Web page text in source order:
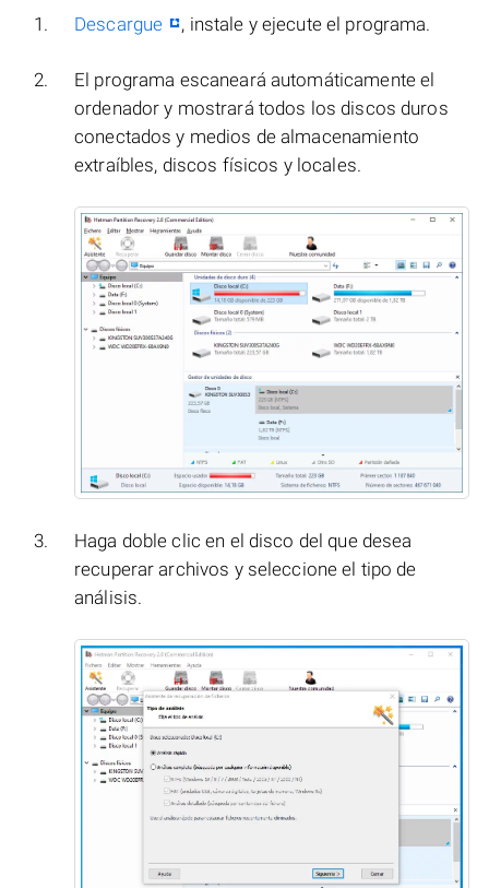
Descargue , instale y ejecute el programa.
El programa escaneará automáticamente el
ordenador y mostrará todos los discos duros
conectados y medios de almacenamiento
extraíbles, discos físicos y locales.
Haga doble clic en el disco del que desea
recuperar archivos y seleccione el tipo de
análisis.